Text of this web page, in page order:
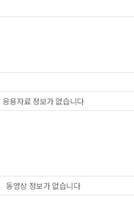
응용자료 정보가 없습니다
동영상 정보가 없습니다